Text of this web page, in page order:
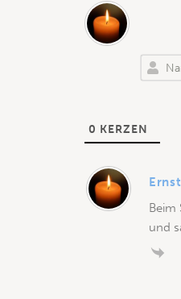
0 KERZEN
Beim
und